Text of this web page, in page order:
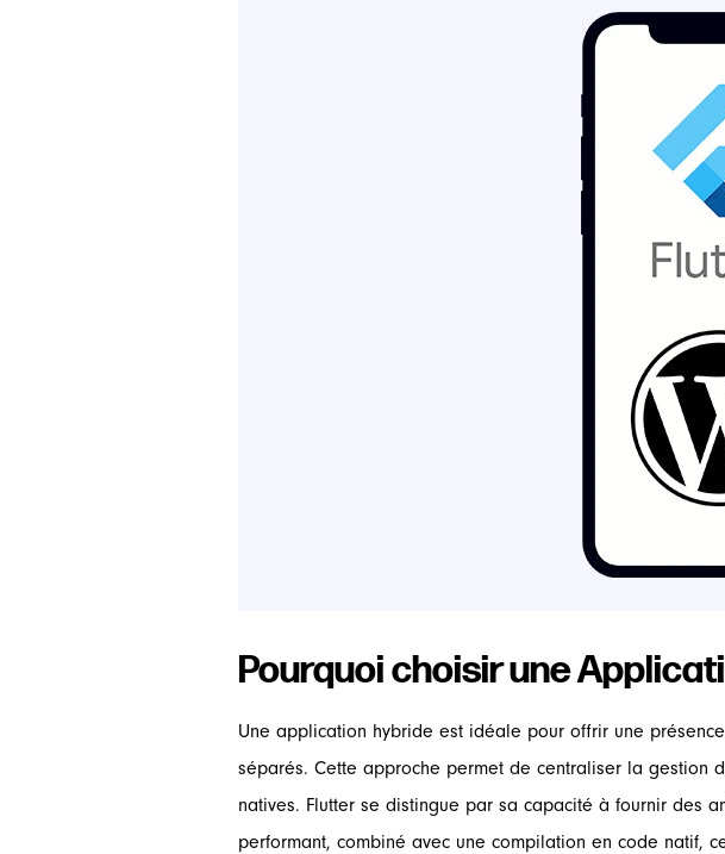
Pourquoi choisir une
Une application hybride est idéale pour offrir une
séparés. Cette approche permet de centraliser la gestion
natives. Flutter se distingue par sa capacité à fournir des
performant, combiné avec une compilation en code natif,